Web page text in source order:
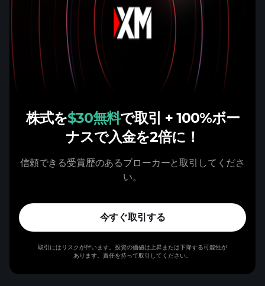
株式を$30無料で取引 + 100%ボー
ナスで入金を2倍に！
信頼できる受賞歴のあるブローカーと取引してくださ
い。
今すぐ取引する
取引にはリスクが伴います。投資の価値は上昇または下降する可能性が
あります。責任を持って取引してください。